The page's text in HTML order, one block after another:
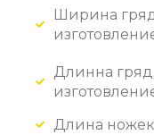
Ширина
Длинна
Длина